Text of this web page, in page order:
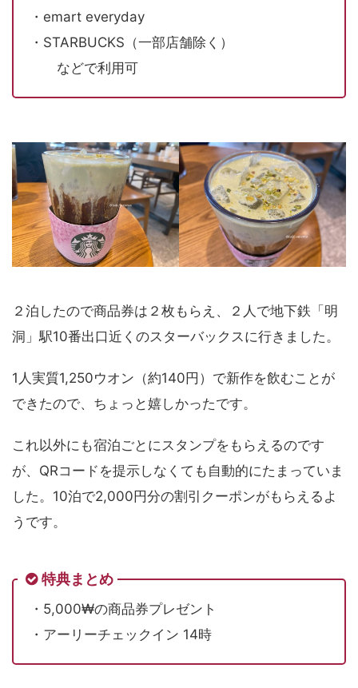
・emart everyday
・STARBUCKS（一部店舗除く）
などで利用可
２泊したので商品券は２枚もらえ、２人で地下鉄「明
洞」駅10番出口近くのスターバックスに行きました。
1人実質1,250ウオン（約140円）で新作を飲むことが
できたので、ちょっと嬉しかったです。
これ以外にも宿泊ごとにスタンプをもらえるのです
が、QRコードを提示しなくても自動的にたまっていま
した。10泊で2,000円分の割引クーポンがもらえるよ
うです。
特典まとめ
・5,000₩の商品券プレゼント
・アーリーチェックイン 14時